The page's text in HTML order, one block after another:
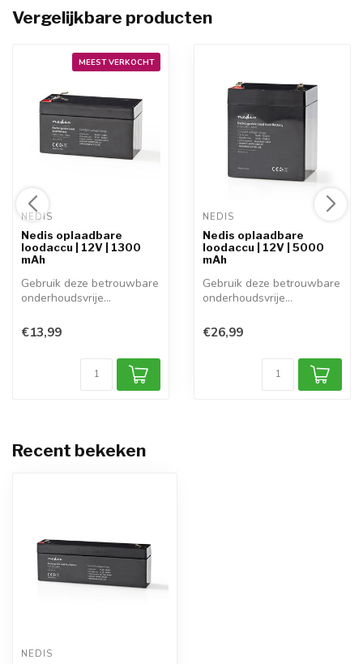
Vergelijkbare producten
MEEST VERKOCHT
NEDIS
Nedis oplaadbare
loodaccu | 12V | 1300
mAh
Gebruik deze betrouwbare
onderhoudsvrije
€13,99
NEDIS
Nedis oplaadbare
loodaccu | 12V | 5000
mAh
Gebruik deze betrouwbare
onderhoudsvrije
€26,99
Recent bekeken
NEDIS